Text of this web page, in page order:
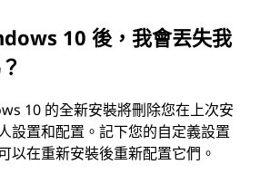
10 後，我會丟失我
10 的全新安裝將刪除您在上次安
設置和配置。記下您的自定義設置
以在重新安裝後重新配置它們。